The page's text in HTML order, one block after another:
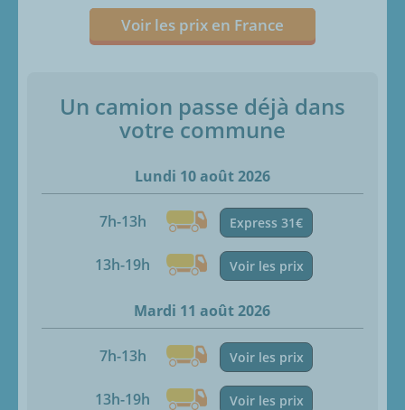
Voir les prix en France
Un camion passe déjà dans
votre commune
Lundi 10 août 2026
7h-13h Express 31€
13h-19h Voir les prix
Mardi 11 août 2026
7h-13h Voir les prix
13h-19h Voir les prix